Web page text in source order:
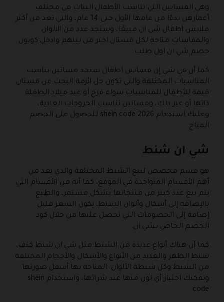
وهي الفساتين التي تناسب الأطفال البنات في مختلف
أعمارهن بدءًا من عامها الأول حتى 14 عام، والتي تعد من أكثر
ملابس اطفال شي ان مبيعًا، وستجد عدد من الالوان
والمقاسات متاحة لكل فستان اختر من بينهم وادخل كوبون
خصم شي ان اول طلب.
كما أن في شي إن فساتين اطفال ستجد فساتين تناسب
المناسبات المختلفة والتي تكون حل لأزمة البحث عن فستان
قيمة للأطفال للمناسبات سواء فرح أو عيد ميلاد الطفلة
ذاتها أو غير ذلك، وفساتين تناسب الخروجات العادية،
وعليك استخدام shein code 2026 للحصول على الخصم
المتاح.
شي ان شنط
هو قسم مخصص لبيع الشنط المختلفة والذي يعد من
أهم الأقسام المتواجدة في الموقع، كما أنه من الأقسام التي
يتم بيع عدد كبير من منتجاتها بشكل مستمر، والطبع
بالإضافة إلى أشكال وألوان الشنط، يكون السعر قليل
إضافة إلى الخصومات التي تحصل عليها من خلال كود
الخصم الخاص بشي ان.
كما أن هناك أنواع عديدة من الشنط مثل شي ان شنط كتف،
شنط الظهر والعديد من الأنواع والأشكال والأحجام المختلفة
من الشنط وكل شنطة الألوان المتاحة بها أسفل صورتها
ويمكنك اختيار أي لون منها عند شرائها، واستخدام shein
code.